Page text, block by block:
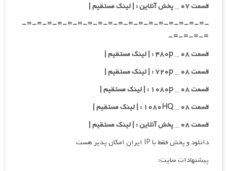
قسمت ۰۷ _ پخش آنلاین : | لینک مستقیم |
-=-=-=-=-=-=-=-=-=-=-=-=-=-=-=-=-=-=-
=-=-=-=-
قسمت ۰۸ _ ۴۸۰p : | لینک مستقیم |
قسمت ۰۸ _ ۷۲۰p : | لینک مستقیم |
قسمت ۰۸ _ ۱۰۸۰p : | لینک مستقیم |
قسمت ۰۸ _ ۱۰۸۰HQ : | لینک مستقیم |
قسمت ۰۸ _ پخش آنلاین : | لینک مستقیم |
دانلود و پخش فقط با IP ایران امکان پذیر هست
پیشنهادات سایت: